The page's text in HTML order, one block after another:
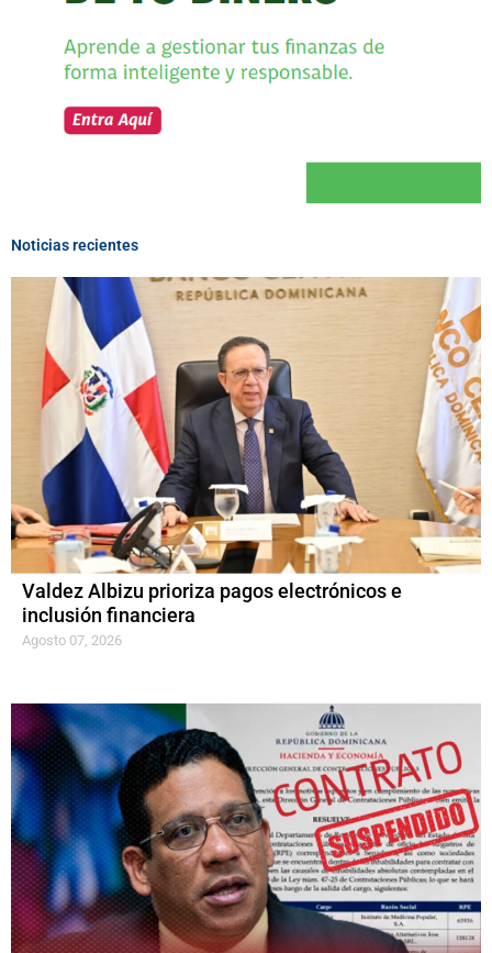
Noticias recientes
Valdez Albizu prioriza pagos electrónicos e
inclusión financiera
Agosto 07, 2026